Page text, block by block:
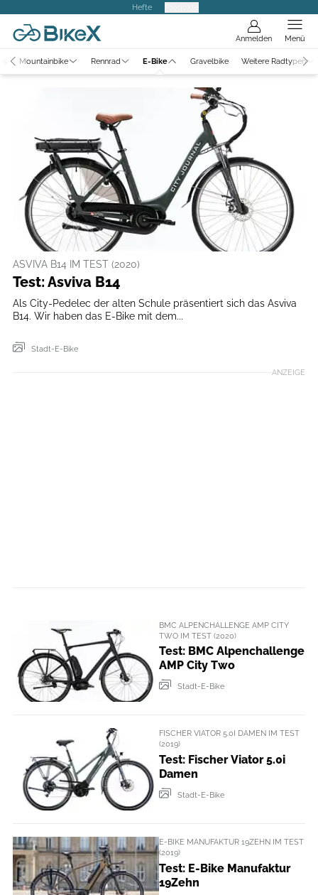
Hefte
Anmelden Menü
Mountainbike Rennrad E-Bike Gravelbike Weitere Radtypen
ASVIVA B14 IM TEST (2020)
Test: Asviva B14
Als City-Pedelec der alten Schule präsentiert sich das Asviva
B14. Wir haben das E-Bike mit dem...
Stadt-E-Bike
ANZEIGE
BMC ALPENCHALLENGE AMP CITY
TWO IM TEST (2020)
Test: BMC Alpenchallenge
AMP City Two
Stadt-E-Bike
FISCHER VIATOR 5.0I DAMEN IM TEST
(2019)
Test: Fischer Viator 5.0i
Damen
Stadt-E-Bike
E-BIKE MANUFAKTUR 19ZEHN IM TEST
(2019)
Test: E-Bike Manufaktur
19Zehn